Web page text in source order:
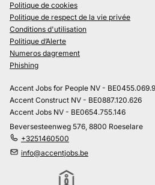
Politique de cookies
Politique de respect de la vie privée
Conditions d'utilisation
Politique d’Alerte
Numeros dagrement
Phishing
Accent Jobs for People NV -
Accent Construct NV - BE0887.120.626
Accent Jobs NV - BE0654.755.146
Beversesteenweg 576, 8800 Roeselare
+3251460500
info@accentjobs.be